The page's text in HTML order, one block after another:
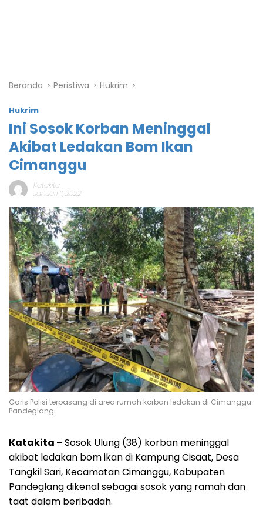
Beranda Peristiwa Hukrim
Hukrim
Ini Sosok Korban Meninggal
Akibat Ledakan Bom Ikan
Cimanggu
Katakita
Januari 11, 2022
Garis Polisi terpasang di area rumah korban ledakan di Cimanggu
Pandeglang
Katakita –Sosok Ulung (38) korban meninggal
akibat ledakan bom ikan di Kampung Cisaat, Desa
Tangkil Sari, Kecamatan Cimanggu, Kabupaten
Pandeglang dikenal sebagai sosok yang ramah dan
taat dalam beribadah.